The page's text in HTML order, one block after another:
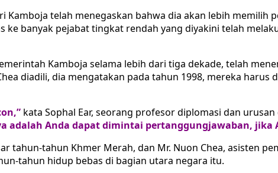
Kamboja telah menegaskan bahwa dia akan lebih
banyak pejabat tingkat rendah yang diyakini telah
Kamboja selama lebih dari tiga dekade, telah
diadili, dia mengatakan pada tahun 1998, mereka
kata Sophal Ear, seorang profesor diplomasi dan
adalah Anda dapat dimintai pertanggungjawaban, jika
tahun-tahun Khmer Merah, dan Mr. Nuon Chea, asisten
tahun hidup bebas di bagian utara negara itu.